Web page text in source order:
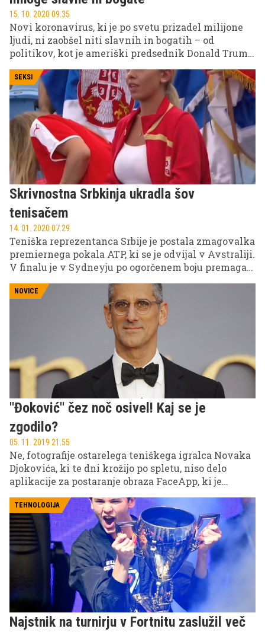
namreč razkrila, da so jo v zameno za denar prosili,
če z njim zakuha afero.
15. 10. 2020 09.35
Novi koronavirus, ki je po svetu prizadel milijone
ljudi, ni zaobšel niti slavnih in bogatih – od
politikov, kot je ameriški predsednik Donald Trump,
Ronaldo. Sledijo nekatere najbolj znane osebnosti, ki
so se okužile ali umrle zaradi covida-19.
SEKSI
Skrivnostna Srbkinja ukradla šov
tenisačem
14. 01. 2020 07.29
Teniška reprezentanca Srbije je postala zmagovalka
premiernega pokala ATP, ki se je odvijal v Avstraliji.
V finalu je v Sydneyju po ogorčenem boju premagala
navdušila skrivnostna lepotica, ki so jo na tribunah
ujele kamere po polfinalnem dvoboju Dušana
Lajovića in Rusa Karena Hačanova.
NOVICE
''Đoković'' čez noč osivel! Kaj se je
zgodilo?
05. 11. 2019 21.55
Ne, fotografije ostarelega teniškega igralca Novaka
Djokovića, ki te dni krožijo po spletu, niso delo
aplikacije za postaranje obraza FaceApp, ki je
zvezdnike navdušila pred nekaj meseci. Srbski as
tudi ni čez noč osivel in pridelal dioptrijo. Gre za
angleškega producenta, ki je Novakov slavni
dvojnik.
TEHNOLOGIJA
Najstnik na turnirju v Fortnitu zaslužil več